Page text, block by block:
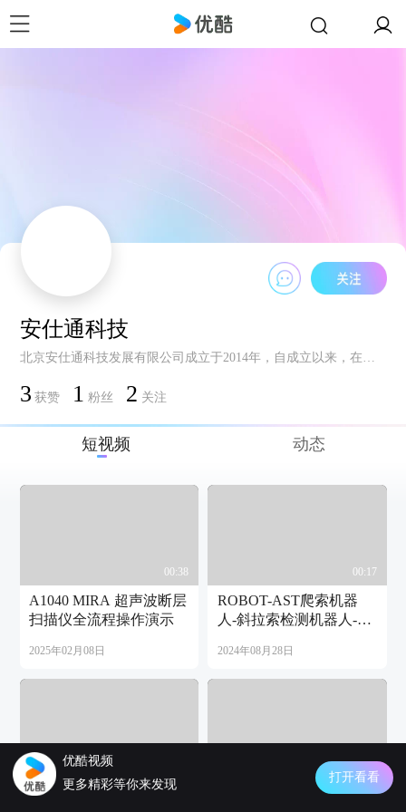
安仕通科技
北京安仕通科技发展有限公司成立于2014年，自成立以来，在土木工程检测设备领域积累了丰富的行业经验。公司主营土木、工业高科技测试仪器销售，同时作为专业代理商，为交通、建筑、铁道、水利、电力、高等院校和科研院所等多个关键领域提供土木工程检测与工业工程检测的解决方案与服务。我们致力于为用户提供可靠的检测设备及服务，以合理的价格和稳定的性能，为客户创造价值。
3 获赞 1 粉丝 2 关注
短视频 动态
00:38
A1040 MIRA 超声波断层
扫描仪全流程操作演示
2025年02月08日
00:17
ROBOT-AST爬索机器
人-斜拉索检测机器人-爬
人
2024年08月28日
A1040 MIRA 3D混凝土
00:08
A1207微型超声波测厚仪
优酷视频
更多精彩等你来发现
打开看看